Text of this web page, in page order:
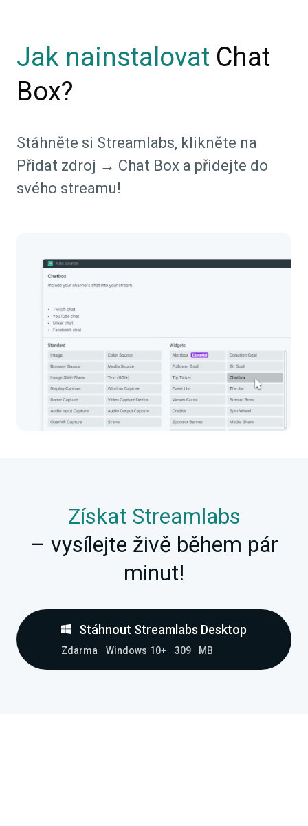
Jak nainstalovat Chat
Box?
Stáhněte si Streamlabs, klikněte na
Přidat zdroj → Chat Box a přidejte do
svého streamu!
Získat Streamlabs
– vysílejte živě během pár
minut!
Stáhnout Streamlabs Desktop
Zdarma Windows 10+ 309 MB